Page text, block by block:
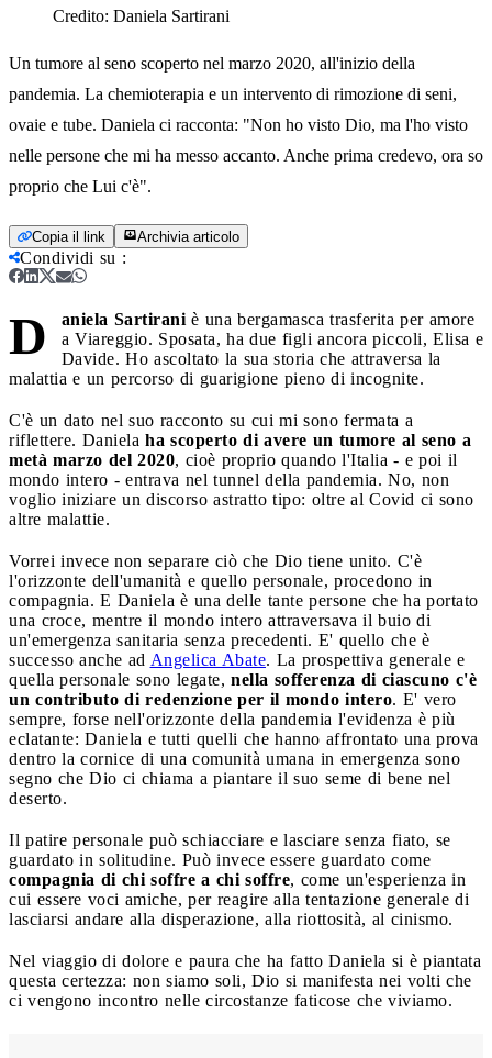
Credito: Daniela Sartirani
Un tumore al seno scoperto nel marzo 2020, all'inizio della
pandemia. La chemioterapia e un intervento di rimozione di seni,
ovaie e tube. Daniela ci racconta: "Non ho visto Dio, ma l'ho visto
nelle persone che mi ha messo accanto. Anche prima credevo, ora so
proprio che Lui c'è".
Copia il link Archivia articolo
Condividi su :
D aniela Sartirani è una bergamasca trasferita per amore
a Viareggio. Sposata, ha due figli ancora piccoli, Elisa e
Davide. Ho ascoltato la sua storia che attraversa la
malattia e un percorso di guarigione pieno di incognite.
C'è un dato nel suo racconto su cui mi sono fermata a
riflettere. Daniela ha scoperto di avere un tumore al seno a
metà marzo del 2020, cioè proprio quando l'Italia - e poi il
mondo intero - entrava nel tunnel della pandemia. No, non
voglio iniziare un discorso astratto tipo: oltre al Covid ci sono
altre malattie.
Vorrei invece non separare ciò che Dio tiene unito. C'è
l'orizzonte dell'umanità e quello personale, procedono in
compagnia. E Daniela è una delle tante persone che ha portato
una croce, mentre il mondo intero attraversava il buio di
un'emergenza sanitaria senza precedenti. E' quello che è
successo anche ad Angelica Abate. La prospettiva generale e
quella personale sono legate, nella sofferenza di ciascuno c'è
un contributo di redenzione per il mondo intero. E' vero
sempre, forse nell'orizzonte della pandemia l'evidenza è più
eclatante: Daniela e tutti quelli che hanno affrontato una prova
dentro la cornice di una comunità umana in emergenza sono
segno che Dio ci chiama a piantare il suo seme di bene nel
deserto.
Il patire personale può schiacciare e lasciare senza fiato, se
guardato in solitudine. Può invece essere guardato come
compagnia di chi soffre a chi soffre, come un'esperienza in
cui essere voci amiche, per reagire alla tentazione generale di
lasciarsi andare alla disperazione, alla riottosità, al cinismo.
Nel viaggio di dolore e paura che ha fatto Daniela si è piantata
questa certezza: non siamo soli, Dio si manifesta nei volti che
ci vengono incontro nelle circostanze faticose che viviamo.